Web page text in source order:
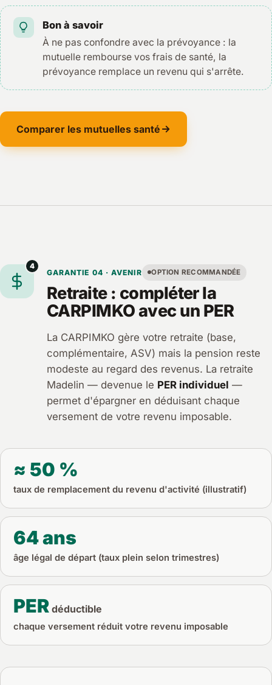
Bon à savoir
À ne pas confondre avec la prévoyance : la
mutuelle rembourse vos frais de santé, la
prévoyance remplace un revenu qui s'arrête.
Comparer les mutuelles santé
4
GARANTIE 04 · AVENIR OPTION RECOMMANDÉE
Retraite : compléter la
CARPIMKO avec un PER
La CARPIMKO gère votre retraite (base,
complémentaire, ASV) mais la pension reste
modeste au regard des revenus. La retraite
Madelin — devenue le PER individuel —
permet d'épargner en déduisant chaque
versement de votre revenu imposable.
≈ 50 %
taux de remplacement du revenu d'activité (illustratif)
64 ans
âge légal de départ (taux plein selon trimestres)
PERdéductible
chaque versement réduit votre revenu imposable